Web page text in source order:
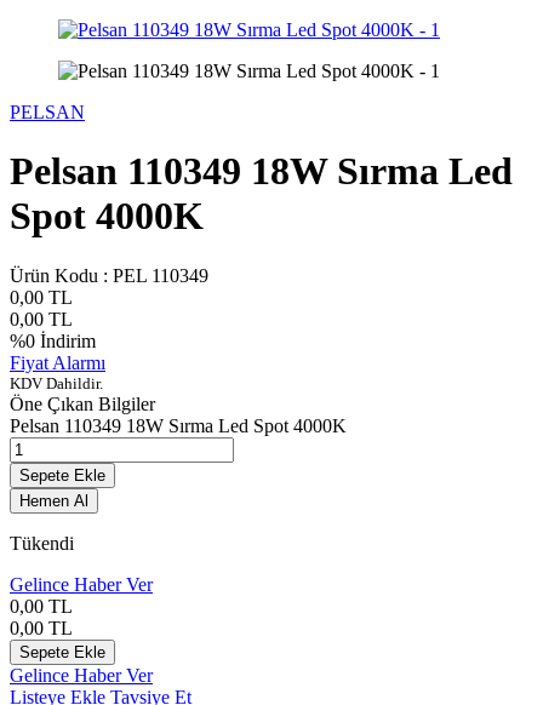
PELSAN
Pelsan 110349 18W Sırma Led
Spot 4000K
Ürün Kodu : PEL 110349
0,00 TL
0,00 TL
%0 İndirim
Fiyat Alarmı
KDV Dahildir.
Öne Çıkan Bilgiler
Pelsan 110349 18W Sırma Led Spot 4000K
Sepete Ekle
Hemen Al
Tükendi
Gelince Haber Ver
0,00 TL
0,00 TL
Sepete Ekle
Gelince Haber Ver
Listeye Ekle Tavsiye Et